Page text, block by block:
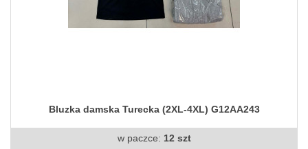
Bluzka damska Turecka (2XL-4XL) G12AA243
w paczce: 12 szt